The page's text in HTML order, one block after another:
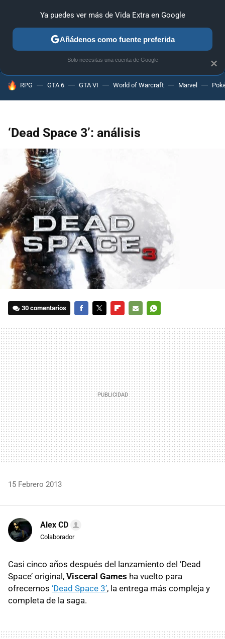
ANÁLISIS GUÍAS Y TRUCOS PC SONY NINTENDO
HOY SE HABLA DE
RPG GTA 6 GTA VI World of Warcraft Marvel
‘Dead Space 3’: análisis
30 comentarios
MAIL
15 Febrero 2013
Alex CD
Colaborador
Casi cinco años después del lanzamiento del ‘Dead
Space’ original, Visceral Games ha vuelto para
ofrecernos ‘Dead Space 3’, la entrega más compleja y
completa de la saga.
×
Ya puedes ver más de Vida Extra en Google
Añádenos como fuente preferida
Solo necesitas una cuenta de Google